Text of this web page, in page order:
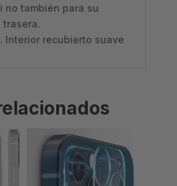
no también para su
trasera.
Interior recubierto suave